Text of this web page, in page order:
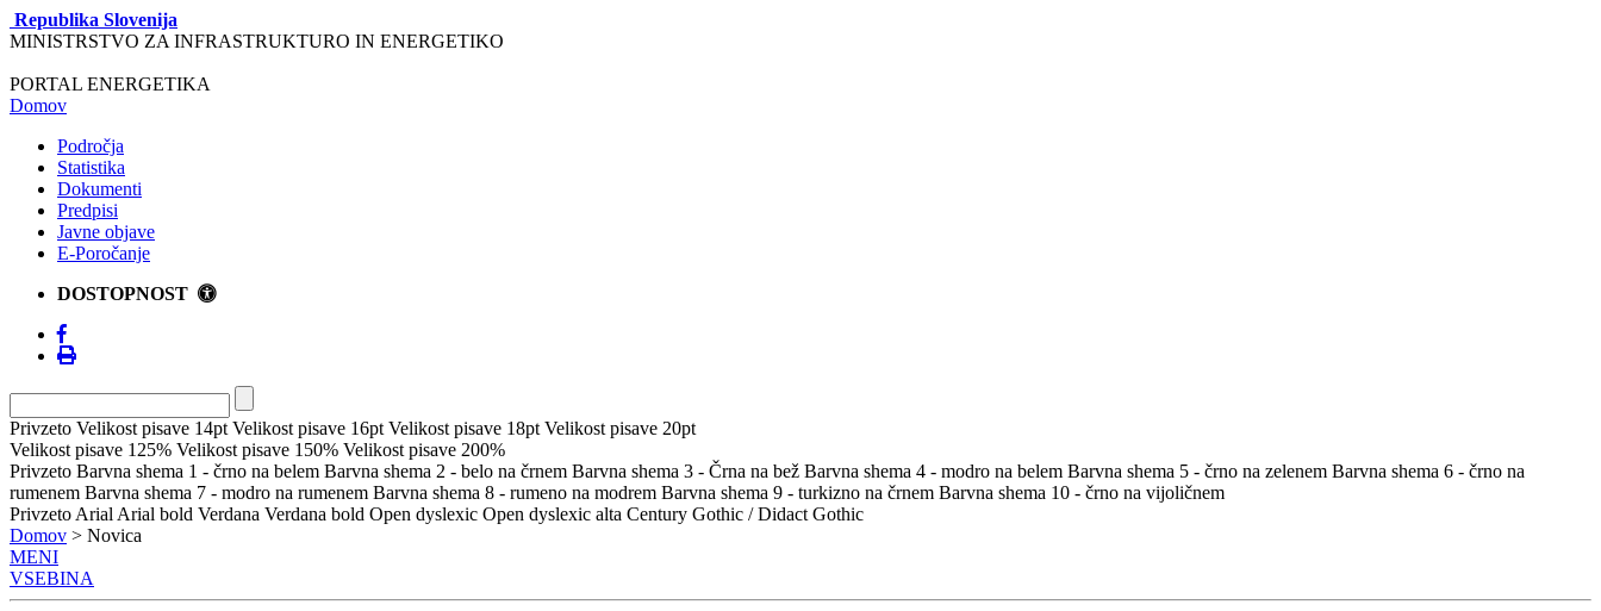
Republika Slovenija
MINISTRSTVO ZA INFRASTRUKTURO IN ENERGETIKO
PORTAL ENERGETIKA
Domov
Področja
Statistika
Dokumenti
Predpisi
Javne objave
E-Poročanje
DOSTOPNOST
Privzeto Velikost pisave 14pt Velikost pisave 16pt Velikost pisave 18pt Velikost pisave 20pt
Velikost pisave 125% Velikost pisave 150% Velikost pisave 200%
Privzeto Barvna shema 1 - črno na belem Barvna shema 2 - belo na črnem Barvna shema 3 - Črna na bež Barvna shema 4 - modro na belem Barvna shema 5 - črno na zelenem Barvna shema 6 - črno na
rumenem Barvna shema 7 - modro na rumenem Barvna shema 8 - rumeno na modrem Barvna shema 9 - turkizno na črnem Barvna shema 10 - črno na vijoličnem
Privzeto Arial Arial bold Verdana Verdana bold Open dyslexic Open dyslexic alta Century Gothic / Didact Gothic
Domov > Novica
MENI
VSEBINA